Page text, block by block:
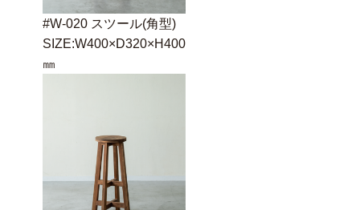
#W-020 スツール(角型)
SIZE:W400×D320×H400
㎜